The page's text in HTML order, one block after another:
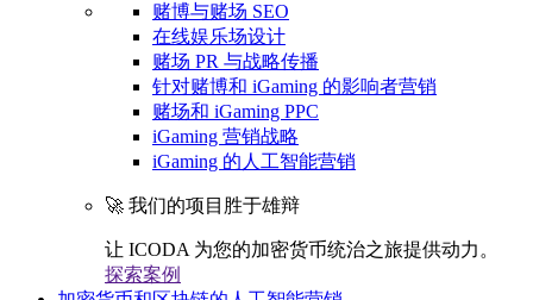
赌博与赌场 SEO
在线娱乐场设计
赌场 PR 与战略传播
针对赌博和 iGaming 的影响者营销
赌场和 iGaming PPC
iGaming 营销战略
iGaming 的人工智能营销
🚀 我们的项目胜于雄辩
让 ICODA 为您的加密货币统治之旅提供动力。
探索案例